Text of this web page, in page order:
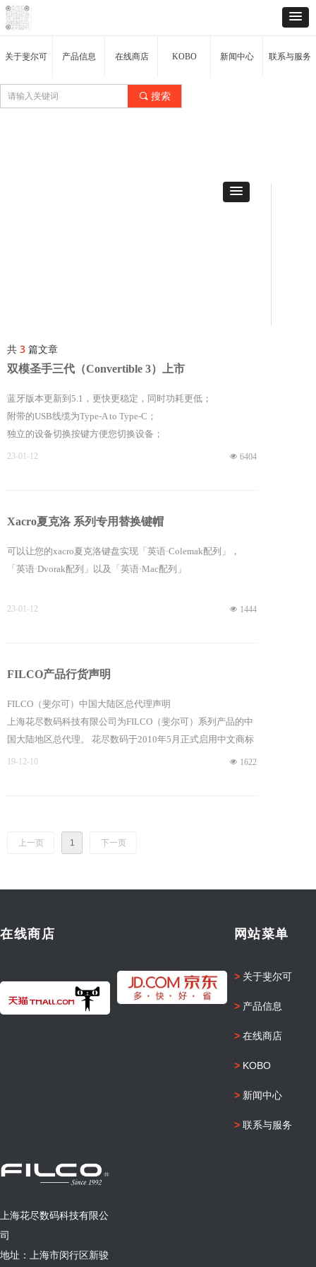
끠 搜索
关于斐尔可 产品信息 在线商店 KOBO 新闻中心 联系与服务
共 3 篇文章
双模圣手三代（Convertible 3）上市
蓝牙版本更新到5.1，更快更稳定，同时功耗更低；
附带的USB线缆为Type-A to Type-C；
独立的设备切换按键方便您切换设备；
配备了一个额外的USB接口；
넶 6404
23-01-12
Xacro夏克洛 系列专用替换键帽
可以让您的xacro夏克洛键盘实现「英语·Colemak配列」，
「英语·Dvorak配列」以及「英语·Mac配列」
넶 1444
23-01-12
FILCO产品行货声明
FILCO（斐尔可）中国大陆区总代理声明
上海花尽数码科技有限公司为FILCO（斐尔可）系列产品的中
国大陆地区总代理。 花尽数码于2010年5月正式启用中文商标
斐尔可®，（旧称为 菲尔可）斐尔可为了维护消费者的切身利
넶 1622
19-12-10
上一页 1 下一页
网站菜单
>关于斐尔可
>产品信息
>在线商店
>KOBO
>新闻中心
>联系与服务
在线商店
上海花尽数码科技有限公
司
地址：上海市闵行区新骏